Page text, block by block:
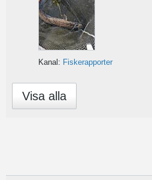
Kanal: Fiskerapporter
Visa alla